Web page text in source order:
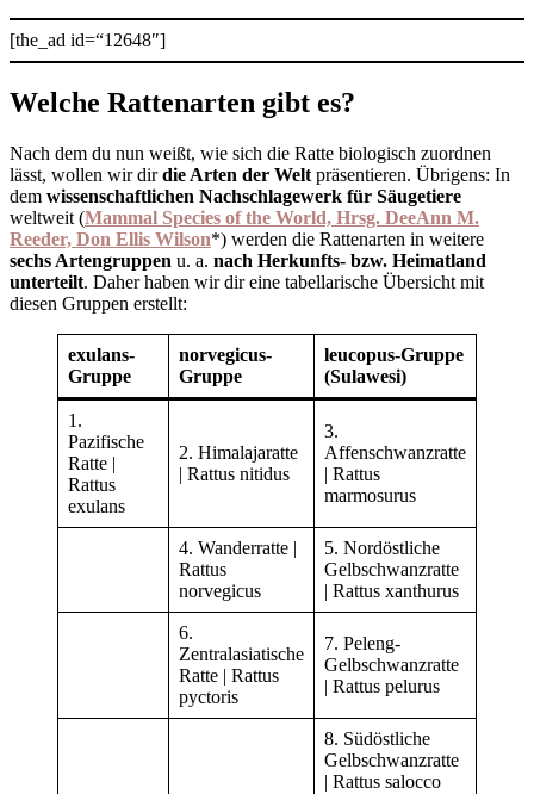
[the_ad id=“12648″]
Welche Rattenarten gibt es?
Nach dem du nun weißt, wie sich die Ratte biologisch zuordnen
lässt, wollen wir dirdie Arten der Welt präsentieren. Übrigens: In
dem wissenschaftlichen Nachschlagewerk für Säugetiere
weltweit (Mammal Species of the World, Hrsg. DeeAnn M.
Reeder, Don Ellis Wilson*) werden die Rattenarten in weitere
sechs Artengruppen u. a. nach Herkunfts- bzw. Heimatland
unterteilt. Daher haben wir dir eine tabellarische Übersicht mit
diesen Gruppen erstellt:
exulans-
Gruppe
norvegicus-
Gruppe
leucopus-Gruppe
(Sulawesi)
1.
Pazifische
Ratte |
Rattus
exulans
2. Himalajaratte
| Rattus nitidus
3.
Affenschwanzratte
| Rattus
marmosurus
4. Wanderratte |
Rattus
norvegicus
5. Nordöstliche
Gelbschwanzratte
| Rattus xanthurus
6.
Zentralasiatische
Ratte | Rattus
pyctoris
7. Peleng-
Gelbschwanzratte
| Rattus pelurus
8. Südöstliche
Gelbschwanzratte
| Rattus salocco